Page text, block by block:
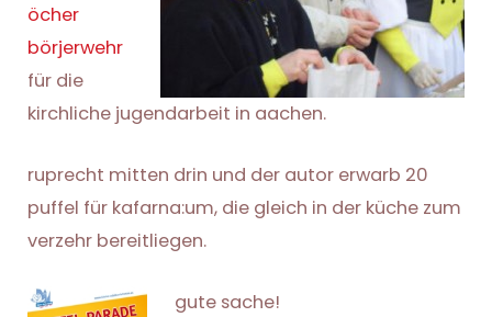
öcher
börjerwehr
für die
kirchliche jugendarbeit in aachen.
ruprecht mitten drin und der autor erwarb 20
puffel für kafarna:um, die gleich in der küche zum
verzehr bereitliegen.
gute sache!